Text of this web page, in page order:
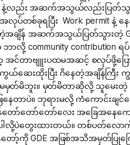
နဲ့လည်း အဆက်အသွယ်လည်းပြတ်သွ
ပ်တစ်ခုရပြီး Work permit နဲ့
ျိန် အဆက်အသွယ်ပြတ်သွားတဲ့
ာလို့ community contribution
င်တာဗျူးပထမအဆင့် စလုပ်ဖို့ပြော
ဆေးထိုးပြီး ဂိနေတဲ့အချိန်ကြီး
မမှတ်မိဘူး။ မှတ်မိတာဆိုလို့ သူမေးတဲ့
နေတာပဲ။ ဘုရားမလို့ ကံကောင်းခ
ာ်တော်တော်လေး အခြေအနေကော
ါလို့ပဲတွေးထားတယ်။ တစ်ပတ်လေ
ျွန်တော့်ကို GDE အဖြစ်အသိအမှတ်ပြု